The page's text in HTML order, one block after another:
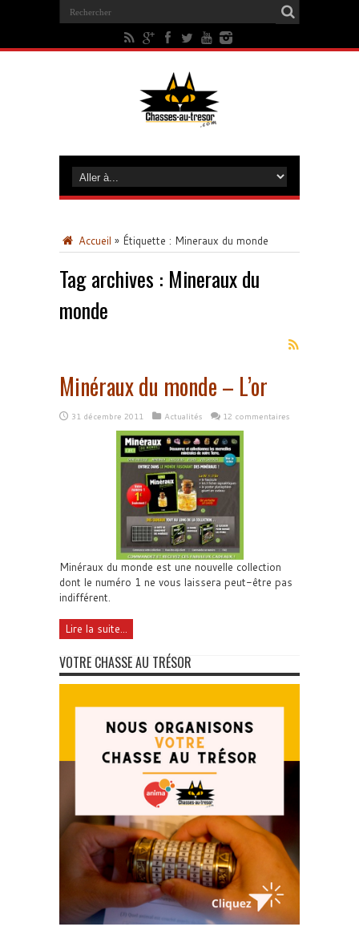
Accueil » Étiquette : Mineraux du monde
Tag archives : Mineraux du
monde
Minéraux du monde – L’or
31 décembre 2011 Actualités 12 commentaires
Minéraux du monde est une nouvelle collection
dont le numéro 1 ne vous laissera peut-être pas
indifférent.
Lire la suite...
VOTRE CHASSE AU TRÉSOR